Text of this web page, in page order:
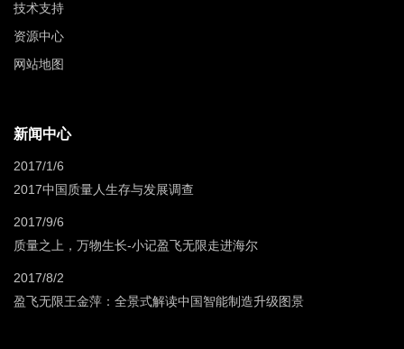
技术支持
资源中心
网站地图
新闻中心
2017/1/6
2017中国质量人生存与发展调查
2017/9/6
质量之上，万物生长-小记盈飞无限走进海尔
2017/8/2
盈飞无限王金萍：全景式解读中国智能制造升级图景